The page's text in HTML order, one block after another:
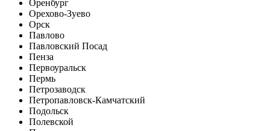
Оренбург
Орехово-Зуево
Орск
Павлово
Павловский Посад
Пенза
Первоуральск
Пермь
Петрозаводск
Петропавловск-Камчатский
Подольск
Полевской